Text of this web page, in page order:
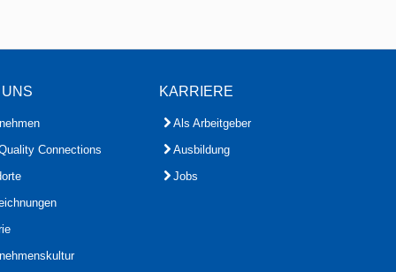
Connections
KARRIERE
Als Arbeitgeber
Ausbildung
Jobs